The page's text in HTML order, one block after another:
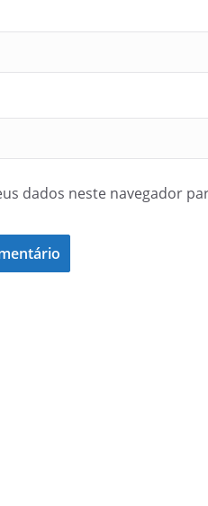
dados neste navegador